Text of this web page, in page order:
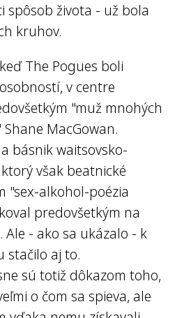
spôsob života - už bola
kruhov.
The Pogues boli
v centre
"muž mnohých
MacGowan.
básnik waitsovsko-
však beatnické
"sex-alkohol-poézia
predovšetkým na
Ale - ako sa ukázalo - k
stačilo aj to.
sú totiž dôkazom toho,
o čom sa spieva, ale